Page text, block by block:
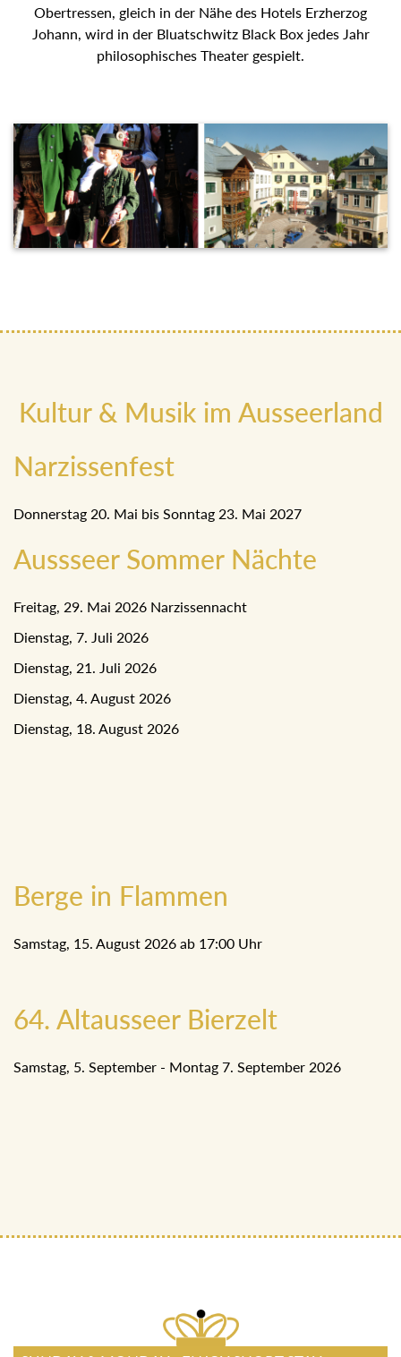
Obertressen, gleich in der Nähe des Hotels Erzherzog
Johann, wird in der Bluatschwitz Black Box jedes Jahr
philosophisches Theater gespielt.
Kultur & Musik im Ausseerland
Narzissenfest
Donnerstag 20. Mai bis Sonntag 23. Mai 2027
Aussseer Sommer Nächte
Freitag, 29. Mai 2026 Narzissennacht
Dienstag, 7. Juli 2026
Dienstag, 21. Juli 2026
Dienstag, 4. August 2026
Dienstag, 18. August 2026
Berge in Flammen
Samstag, 15. August 2026 ab 17:00 Uhr
64. Altausseer Bierzelt
Samstag, 5. September - Montag 7. September 2026